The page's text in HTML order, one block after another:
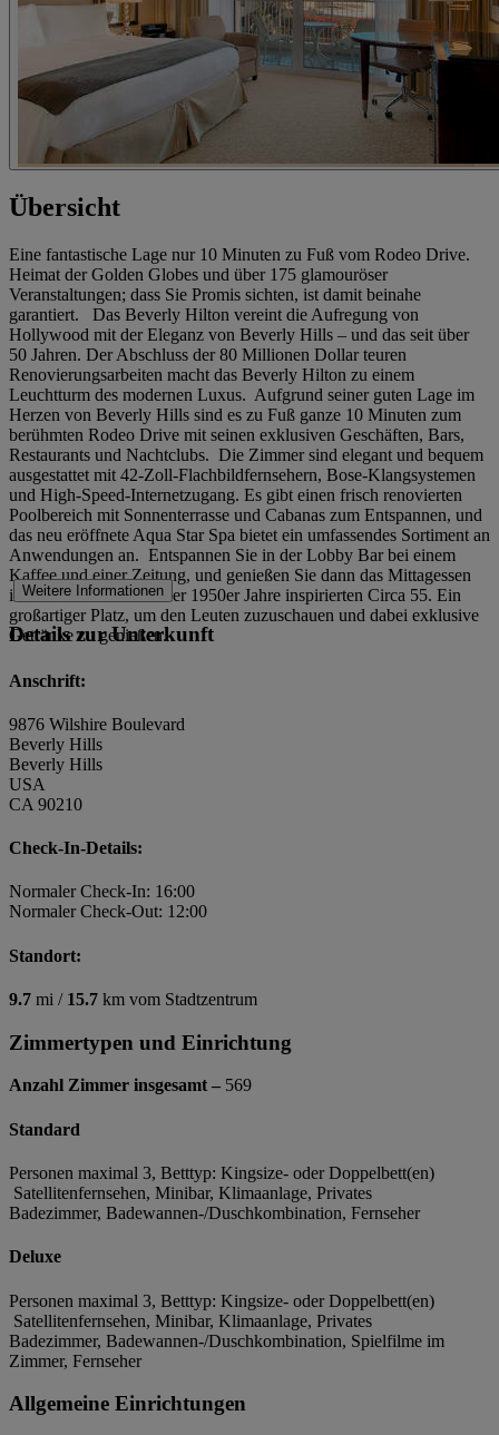
Übersicht
Eine fantastische Lage nur 10 Minuten zu Fuß vom Rodeo Drive.
Heimat der Golden Globes und über 175 glamouröser
Veranstaltungen; dass Sie Promis sichten, ist damit beinahe
garantiert. Das Beverly Hilton vereint die Aufregung von
Hollywood mit der Eleganz von Beverly Hills – und das seit über
50 Jahren. Der Abschluss der 80 Millionen Dollar teuren
Renovierungsarbeiten macht das Beverly Hilton zu einem
Leuchtturm des modernen Luxus. Aufgrund seiner guten Lage im
Herzen von Beverly Hills sind es zu Fuß ganze 10 Minuten zum
berühmten Rodeo Drive mit seinen exklusiven Geschäften, Bars,
Restaurants und Nachtclubs. Die Zimmer sind elegant und bequem
ausgestattet mit 42-Zoll-Flachbildfernsehern, Bose-Klangsystemen
und High-Speed-Internetzugang. Es gibt einen frisch renovierten
Poolbereich mit Sonnenterrasse und Cabanas zum Entspannen, und
das neu eröffnete Aqua Star Spa bietet ein umfassendes Sortiment an
Anwendungen an. Entspannen Sie in der Lobby Bar bei einem
Kaffee und einer Zeitung, und genießen Sie dann das Mittagessen
im vom Retro-Schick der 1950er Jahre inspirierten Circa 55. Ein
großartiger Platz, um den Leuten zuzuschauen und dabei exklusive
Getränke zu genießen.
Weitere Informationen
Details zur Unterkunft
Anschrift:
9876 Wilshire Boulevard
Beverly Hills
Beverly Hills
USA
CA 90210
Check-In-Details:
Normaler Check-In: 16:00
Normaler Check-Out: 12:00
Standort:
9.7 mi / 15.7 km vom Stadtzentrum
Zimmertypen und Einrichtung
Anzahl Zimmer insgesamt – 569
Standard
Personen maximal 3, Betttyp: Kingsize- oder Doppelbett(en)
Satellitenfernsehen, Minibar, Klimaanlage, Privates
Badezimmer, Badewannen-/Duschkombination, Fernseher
Deluxe
Personen maximal 3, Betttyp: Kingsize- oder Doppelbett(en)
Satellitenfernsehen, Minibar, Klimaanlage, Privates
Badezimmer, Badewannen-/Duschkombination, Spielfilme im
Zimmer, Fernseher
Allgemeine Einrichtungen